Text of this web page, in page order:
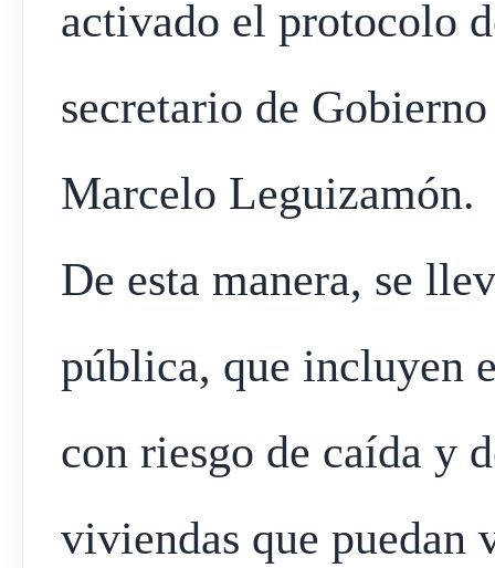
activado el protocolo
secretario de
Marcelo Leguizamón.
De esta manera, se
pública, que incluyen
con riesgo de caída y
viviendas que puedan